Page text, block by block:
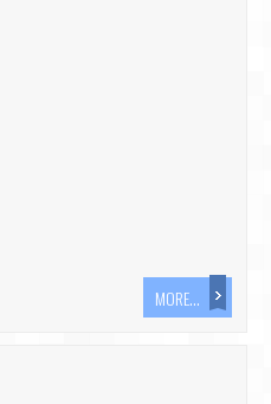
MORE...